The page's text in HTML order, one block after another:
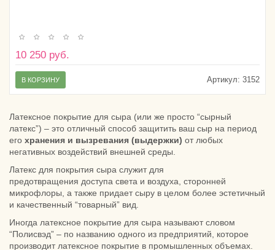
10 250 руб.
Артикул: 3152
В КОРЗИНУ
Латексное покрытие для сыра (или же просто “сырный
латекс”) – это отличный способ защитить ваш сыр на период
его хранения и вызревания (выдержки) от любых
негативных воздействий внешней среды.
Латекс для покрытия сыра служит для
предотвращения доступа света и воздуха, сторонней
микрофлоры, а также придает сыру в целом более эстетичный
и качественный “товарный” вид.
Иногда латексное покрытие для сыра называют словом
“Полисвэд” – по названию одного из предприятий, которое
производит латексное покрытие в промышленных объемах.